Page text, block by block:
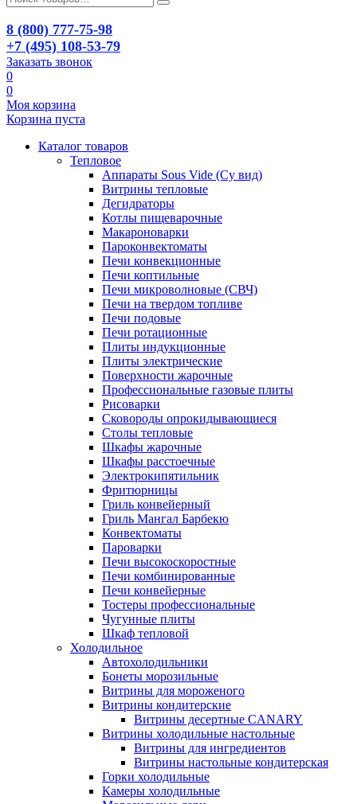
8 (800) 777-75-98
+7 (495) 108-53-79
Заказать звонок
0
0
Моя корзина
Корзина пуста
Каталог товаров
Тепловое
Аппараты Sous Vide (Су вид)
Витрины тепловые
Дегидраторы
Котлы пищеварочные
Макароноварки
Пароконвектоматы
Печи конвекционные
Печи коптильные
Печи микроволновые (СВЧ)
Печи на твердом топливе
Печи подовые
Печи ротационные
Плиты индукционные
Плиты электрические
Поверхности жарочные
Профессиональные газовые плиты
Рисоварки
Сковороды опрокидывающиеся
Столы тепловые
Шкафы жарочные
Шкафы расстоечные
Электрокипятильник
Фритюрницы
Гриль конвейерный
Гриль Мангал Барбекю
Конвектоматы
Пароварки
Печи высокоскоростные
Печи комбинированные
Печи конвейерные
Тостеры профессиональные
Чугунные плиты
Шкаф тепловой
Холодильное
Автохолодильники
Бонеты морозильные
Витрины для мороженого
Витрины кондитерские
Витрины десертные CANARY
Витрины холодильные настольные
Витрины для ингредиентов
Витрины настольные кондитерская
Горки холодильные
Камеры холодильные